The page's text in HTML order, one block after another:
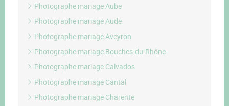
Photographe mariage Aube
Photographe mariage Aude
Photographe mariage Aveyron
Photographe mariage Bouches-du-Rhône
Photographe mariage Calvados
Photographe mariage Cantal
Photographe mariage Charente